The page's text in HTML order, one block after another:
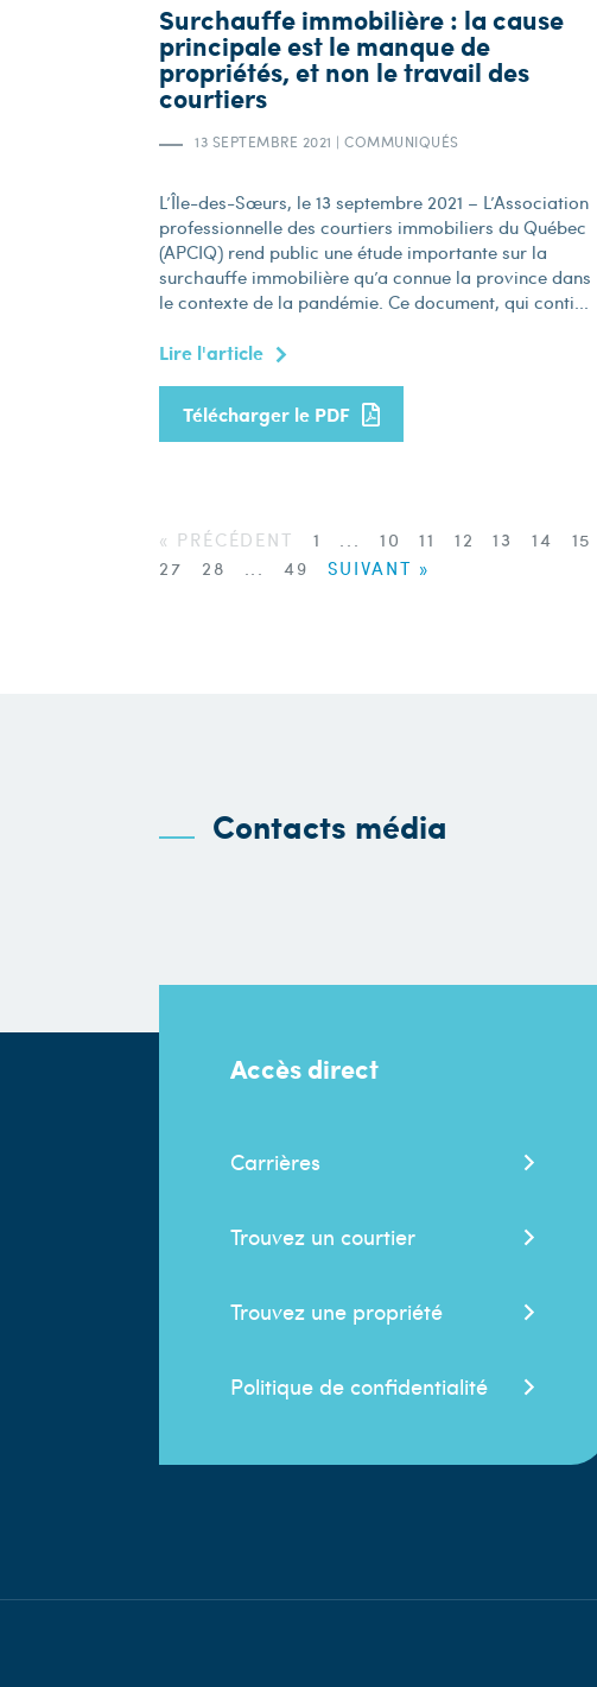
Surchauffe immobilière : la cause
principale est le manque de
propriétés, et non le travail des
courtiers
13 SEPTEMBRE 2021 | COMMUNIQUÉS
L’Île-des-Sœurs, le 13 septembre 2021 – L’Association
professionnelle des courtiers immobiliers du Québec
(APCIQ) rend public une étude importante sur la
surchauffe immobilière qu’a connue la province dans
le contexte de la pandémie. Ce document, qui conti...
Lire l'article
Télécharger le PDF
« PRÉCÉDENT 1 ... 10 11 12 13 14 15
27
28 ... 49 SUIVANT »
Contacts média
Accès direct
Carrières
Trouvez un courtier
Trouvez une propriété
Politique de confidentialité